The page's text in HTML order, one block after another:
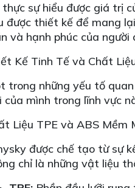
sự hiểu được giá trị
được thiết kế để mang
và hạnh phúc của người
Kế Tinh Tế và Chất
trong những yếu tố
của mình trong lĩnh vực
Liệu TPE và ABS Mềm
được chế tạo từ sự
chỉ là những vật liệu